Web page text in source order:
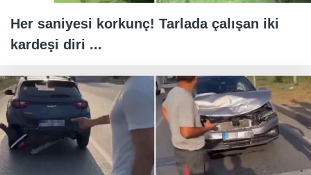
Her saniyesi korkunç! Tarlada çalışan iki
kardeşi diri ...